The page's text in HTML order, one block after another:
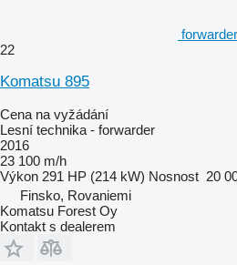
22
Komatsu 895
Cena na vyžádání
Lesní technika - forwarder
2016
23 100 m/h
Výkon 291 HP (214 kW) Nosnost 20
Finsko, Rovaniemi
Komatsu Forest Oy
Kontakt s dealerem